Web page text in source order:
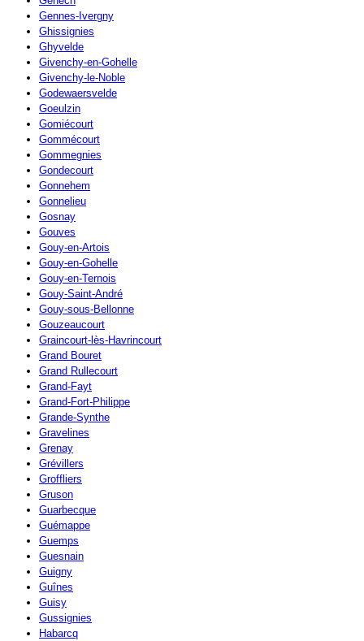
Gennes-Ivergny
Ghissignies
Ghyvelde
Givenchy-en-Gohelle
Givenchy-le-Noble
Godewaersvelde
Goeulzin
Gomiécourt
Gommécourt
Gommegnies
Gondecourt
Gonnehem
Gonnelieu
Gosnay
Gouves
Gouy-en-Artois
Gouy-en-Gohelle
Gouy-en-Ternois
Gouy-Saint-André
Gouy-sous-Bellonne
Gouzeaucourt
Graincourt-lès-Havrincourt
Grand Bouret
Grand Rullecourt
Grand-Fayt
Grand-Fort-Philippe
Grande-Synthe
Gravelines
Grenay
Grévillers
Groffliers
Gruson
Guarbecque
Guémappe
Guemps
Guesnain
Guigny
Guînes
Guisy
Gussignies
Habarcq